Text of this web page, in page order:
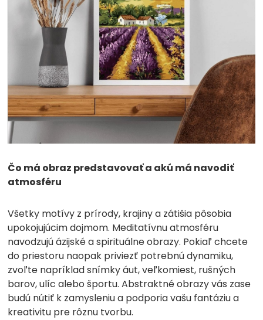
Čo má obraz predstavovať a akú má navodiť
atmosféru
Všetky motívy z prírody, krajiny a zátišia pôsobia
upokojujúcim dojmom. Meditatívnu atmosféru
navodzujú ázijské a spirituálne obrazy. Pokiaľ chcete
do priestoru naopak priviezť potrebnú dynamiku,
zvoľte napríklad snímky áut, veľkomiest, rušných
barov, ulíc alebo športu. Abstraktné obrazy vás zase
budú nútiť k zamysleniu a podporia vašu fantáziu a
kreativitu pre rôznu tvorbu.